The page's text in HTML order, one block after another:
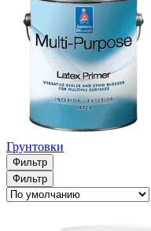
Грунтовки
Фильтр
Фильтр